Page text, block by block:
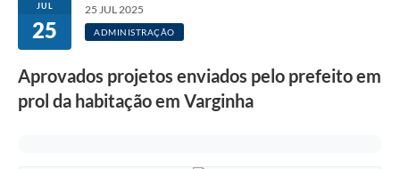
JUL
25
25 JUL 2025
ADMINISTRAÇÃO
Aprovados projetos enviados pelo prefeito em
prol da habitação em Varginha